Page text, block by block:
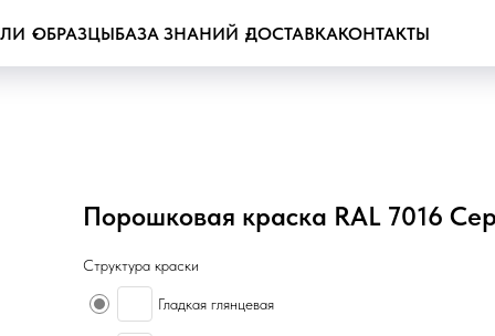
ОБРАЗЦЫБАЗА ЗНАНИЙ ДОСТАВКАКОНТАКТЫ
Порошковая краска RAL 7016
Структура краски
Гладкая глянцевая